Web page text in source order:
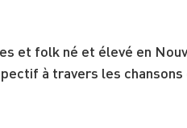
et folk né et élevé en
à travers les